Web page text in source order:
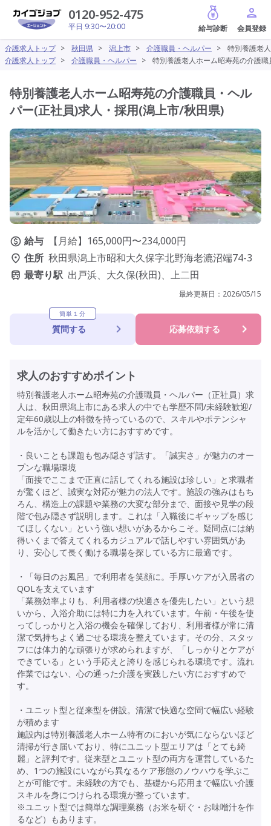
0120-952-475
平日 9:30〜20:00
給与診断
介護求人トップ > 秋田県 > 潟上市 > 介護職員・ヘルパー >
特別養護老
介護求人トップ > 介護職員・ヘルパー > 特別養護老人ホーム昭寿苑の介護
特別養護老人ホーム昭寿苑の介護職員・ヘル
パー(正社員)求人・採用(潟上市/秋田県)
給与
【月給】165,000円〜234,000円
住所 秋田県潟上市昭和大久保字北野海老漉沼端74-3
最寄り駅 出戸浜、大久保(秋田)、上二田
最終更新日： 2026/05/15
簡単１分
質問する 応募依頼する
求人のおすすめポイント
特別養護老人ホーム昭寿苑の介護職員・ヘルパー（正社員）求
人は、秋田県潟上市にある求人の中でも学歴不問/未経験歓迎/
定年60歳以上の特徴を持っているので、スキルやポテンシャ
ルを活かして働きたい方におすすめです。
・良いことも課題も包み隠さず話す。「誠実さ」が魅力のオー
プンな職場環境
「面接でここまで正直に話してくれる施設は珍しい」と求職者
が驚くほど、誠実な対応が魅力の法人です。施設の強みはもち
ろん、構造上の課題や業務の大変な部分まで、面接や見学の段
階で包み隠さず説明します。これは「入職後にギャップを感じ
てほしくない」という強い想いがあるからこそ。疑問点には納
得いくまで答えてくれるカジュアルで話しやすい雰囲気があ
り、安心して長く働ける職場を探している方に最適です。
・「毎日のお風呂」で利用者を笑顔に。手厚いケアが入居者の
QOLを支えています
「業務効率よりも、利用者様の快適さを優先したい」という想
いから、入浴介助には特に力を入れています。午前・午後を使
ってしっかりと入浴の機会を確保しており、利用者様が常に清
潔で気持ちよく過ごせる環境を整えています。その分、スタッ
フには体力的な頑張りが求められますが、「しっかりとケアが
できている」という手応えと誇りを感じられる環境です。流れ
作業ではない、心の通った介護を実践したい方におすすめで
す。
・ユニット型と従来型を併設。清潔で快適な空間で幅広い経験
が積めます
施設内は特別養護老人ホーム特有のにおいが気にならないほど
清掃が行き届いており、特にユニット型エリアは「とても綺
麗」と評判です。従来型とユニット型の両方を運営しているた
め、1つの施設にいながら異なるケア形態のノウハウを学ぶこ
とが可能です。未経験の方でも、基礎から応用まで幅広い介護
スキルを身につけられる環境が整っています。
※ユニット型では簡単な調理業務（お米を研ぐ・お味噌汁を作
るなど）もあります。